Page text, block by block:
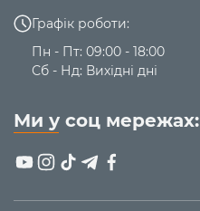
Графік роботи:
Пн - Пт: 09:00 - 18:00
Сб - Нд: Вихідні дні
Ми у соц мережах: